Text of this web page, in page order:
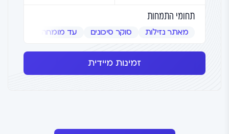
תחומי התמחות
מאתר נזילות סוקר סיכונים עד מומחה
זמינות מיידית